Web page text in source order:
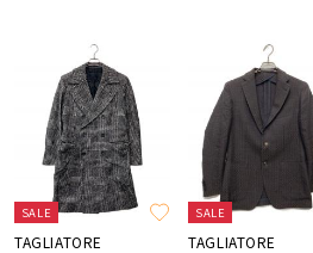
SALE
TAGLIATORE
SALE
TAGLIATORE